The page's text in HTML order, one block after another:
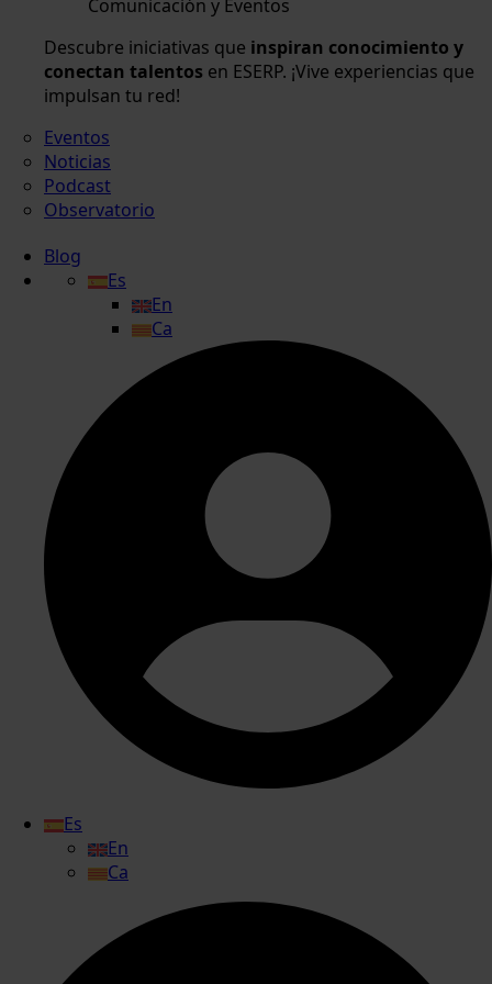
Comunicación y Eventos
Descubre iniciativas que inspiran conocimiento y
conectan talentos en ESERP. ¡Vive experiencias que
impulsan tu red!
Eventos
Noticias
Podcast
Observatorio
Blog
Es
En
Ca
Es
En
Ca